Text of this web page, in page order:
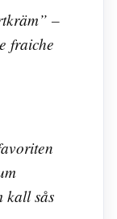
–
fraiche
kall sås